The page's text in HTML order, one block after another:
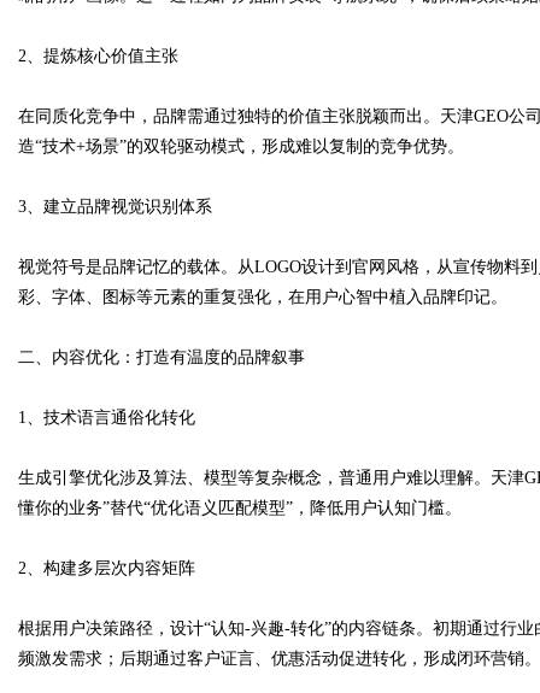
2、提炼核心价值主张
在同质化竞争中，品牌需通过独特的价值主张脱颖而出。天津GEO公
造“技术+场景”的双轮驱动模式，形成难以复制的竞争优势。
3、建立品牌视觉识别体系
视觉符号是品牌记忆的载体。从LOGO设计到官网风格，从宣传物料
彩、字体、图标等元素的重复强化，在用户心智中植入品牌印记。
二、内容优化：打造有温度的品牌叙事
1、技术语言通俗化转化
生成引擎优化涉及算法、模型等复杂概念，普通用户难以理解。天津
懂你的业务”替代“优化语义匹配模型”，降低用户认知门槛。
2、构建多层次内容矩阵
根据用户决策路径，设计“认知-兴趣-转化”的内容链条。初期通过行
频激发需求；后期通过客户证言、优惠活动促进转化，形成闭环营销。